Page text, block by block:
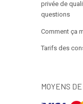
privée de
questions
Comment ça
Tarifs des
MOYENS